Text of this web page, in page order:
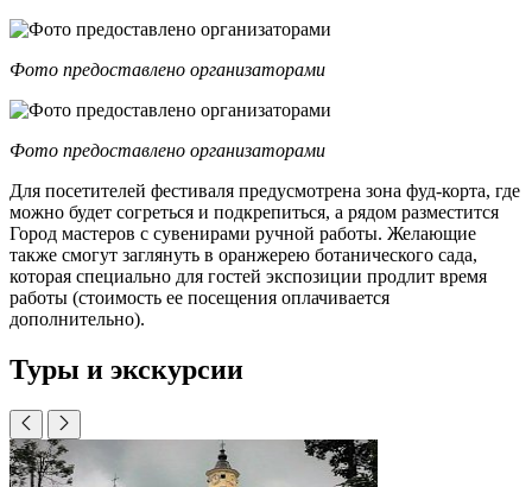
Фото предоставлено организаторами
Фото предоставлено организаторами
Для посетителей фестиваля предусмотрена зона фуд-корта, где
можно будет согреться и подкрепиться, а рядом разместится
Город мастеров с сувенирами ручной работы. Желающие
также смогут заглянуть в оранжерею ботанического сада,
которая специально для гостей экспозиции продлит время
работы (стоимость ее посещения оплачивается
дополнительно).
Туры и экскурсии